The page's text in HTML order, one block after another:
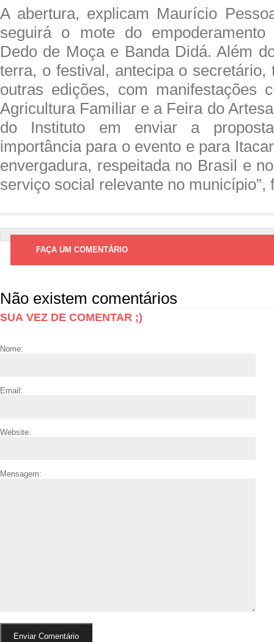
A abertura, explicam Maurício
seguirá o mote do
Dedo de Moça e Banda Didá. Além
terra, o festival, antecipa o secretário,
outras edições, com manifestações
Agricultura Familiar e a Feira do
do Instituto em enviar a
importância para o evento e para
envergadura, respeitada no Brasil e
serviço social relevante no município”,
FAÇA UM COMENTÁRIO
Não existem comentários
SUA VEZ DE COMENTAR ;)
Nome:
Email:
Website:
Mensagem: